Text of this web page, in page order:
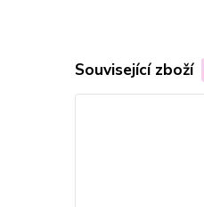
Související zboží